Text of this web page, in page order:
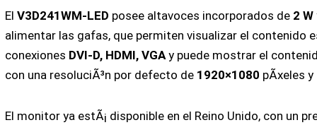
El V3D241WM-LED posee altavoces incorporados de2 W
alimentar las gafas, que permiten visualizar el contenido
conexiones DVI-D, HDMI, VGAy puede mostrar el
con una resoluciÃ³n por defecto de 1920×1080 pÃ­xeles
El monitor ya estÃ¡ disponible en el Reino Unido, con un